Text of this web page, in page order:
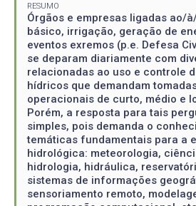
RESUMO
Órgãos e empresas ligadas ao/
básico, irrigação, geração de
eventos exremos (p.e. Defesa
se deparam diariamente com
relacionadas ao uso e controle
hídricos que demandam
operacionais de curto, médio e
Porém, a resposta para tais
simples, pois demanda o
temáticas fundamentais para a
hidrológica: meteorologia,
hidrologia, hidráulica,
sistemas de informações
sensoriamento remoto,